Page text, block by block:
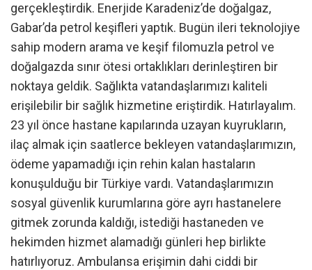
gerçekleştirdik. Enerjide Karadeniz’de doğalgaz,
Gabar’da petrol keşifleri yaptık. Bugün ileri teknolojiye
sahip modern arama ve keşif filomuzla petrol ve
doğalgazda sınır ötesi ortaklıkları derinleştiren bir
noktaya geldik. Sağlıkta vatandaşlarımızı kaliteli
erişilebilir bir sağlık hizmetine eriştirdik. Hatırlayalım.
23 yıl önce hastane kapılarında uzayan kuyrukların,
ilaç almak için saatlerce bekleyen vatandaşlarımızın,
ödeme yapamadığı için rehin kalan hastaların
konuşulduğu bir Türkiye vardı. Vatandaşlarımızın
sosyal güvenlik kurumlarına göre ayrı hastanelere
gitmek zorunda kaldığı, istediği hastaneden ve
hekimden hizmet alamadığı günleri hep birlikte
hatırlıyoruz. Ambulansa erişimin dahi ciddi bir